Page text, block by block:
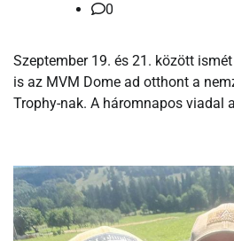
0
Szeptember 19. és 21. között
is az MVM Dome ad otthont a
Trophy-nak. A háromnapos viadal